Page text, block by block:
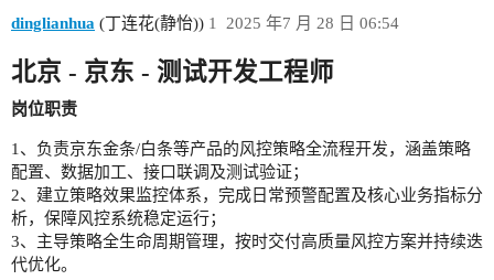
dinglianhua (丁连花(静怡)) 2025 年7 月 28 日 06:54
1
北京 - 京东 - 测试开发工程师
岗位职责
1、负责京东金条/白条等产品的风控策略全流程开发，涵盖策略
配置、数据加工、接口联调及测试验证；
2、建立策略效果监控体系，完成日常预警配置及核心业务指标分
析，保障风控系统稳定运行；
3、主导策略全生命周期管理，按时交付高质量风控方案并持续迭
代优化。